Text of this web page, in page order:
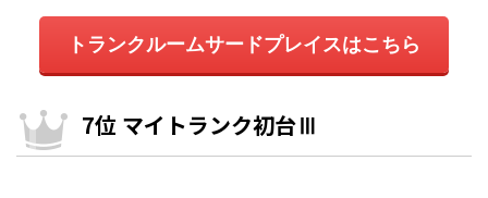
トランクルームサードプレイスはこちら
7位 マイトランク初台Ⅲ